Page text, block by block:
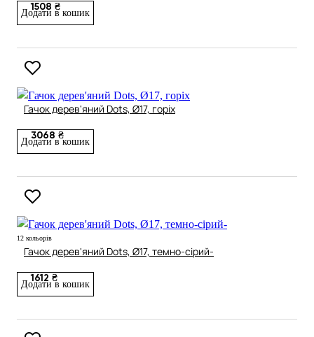
1508 ₴
Додати в кошик
Гачок дерев'яний Dots, Ø17, горіх
3068 ₴
Додати в кошик
12 кольорів
Гачок дерев'яний Dots, Ø17, темно-сірий-
1612 ₴
Додати в кошик